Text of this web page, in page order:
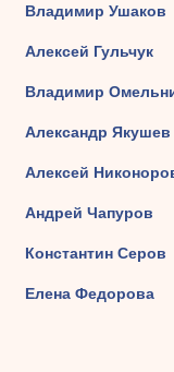
Владимир Ушаков
Алексей Гульчук
Владимир
Александр Якушев
Алексей
Андрей Чапуров
Константин Серов
Елена Федорова